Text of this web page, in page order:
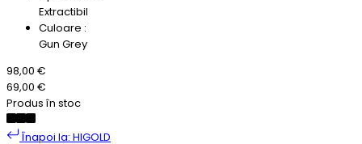
Extractibil
Culoare :
Gun Grey
98,00 €
69,00 €
Produs în stoc
Înapoi la: HIGOLD